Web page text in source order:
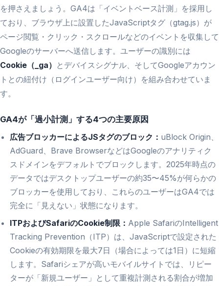
を押さえましょう。GA4は「イベントベース計測」を採用し
ており、ブラウザ上に設置したJavaScriptタグ（gtag.js）が
ページ閲覧・クリック・スクロールなどのイベントを収集して
Googleのサーバーへ送信します。ユーザーの識別には
Cookie（_ga） とデバイスシグナル、そしてGoogleアカウン
トとの紐付け（ログインユーザー向け）を組み合わせていま
す。
GA4が「過小計測」する4つの主要原因
広告ブロッカーによるJSタグのブロック： uBlock Origin、
AdGuard、Brave BrowserなどはGoogleのアナリティク
スドメインをデフォルトでブロックします。2025年時点の
データではデスクトップユーザーの約35〜45%が何らかの
ブロッカーを使用しており、これらのユーザーはGA4では
完全に「見えない」状態になります。
ITPおよびSafariのCookie制限： Apple SafariのIntelligent
Tracking Prevention（ITP）は、JavaScriptで設定された
Cookieの有効期限を最大7日（場合によっては1日）に短縮
します。Safariシェアが高いモバイルサイトでは、リピー
ターが「新規ユーザー」として重複計測される割合が増加